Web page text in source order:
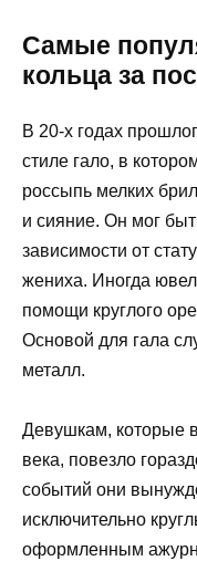
Самые
кольца за
В 20-х годах
стиле гало, в
россыпь мелких
и сияние. Он мог
зависимости от
жениха. Иногда
помощи круглого
Основой для гала
металл.
Девушкам, которые
века, повезло
событий они
исключительно
оформленным